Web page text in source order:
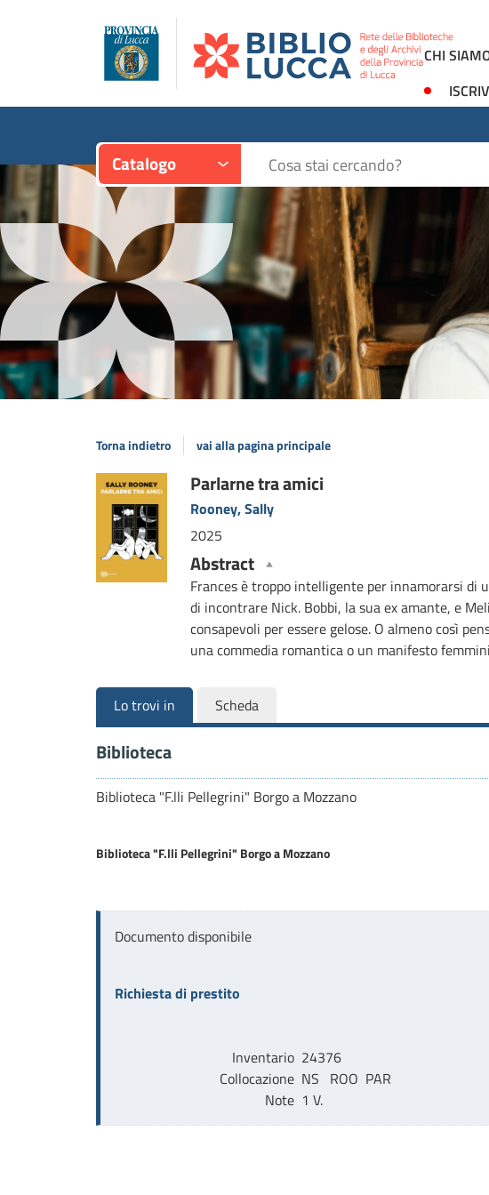
CHI
Catalogo Cerca su "Catalogo"
Torna indietro vai alla pagina principale
Dettaglio
del
documento
Parlarne tra amici
Rooney, Sally
2025
Abstract
Frances è troppo intelligente per innamorarsi di
di incontrare Nick. Bobbi, la sua ex amante, e
consapevoli per essere gelose. O almeno così
una commedia romantica o un manifesto
Lo trovi in Scheda
Biblioteca
Biblioteca "F.lli Pellegrini" Borgo a Mozzano
Biblioteca "F.lli Pellegrini" Borgo a Mozzano
Documento disponibile
Richiesta di prestito
Inventario 24376
Collocazione NS   ROO  PAR
Note 1 V.